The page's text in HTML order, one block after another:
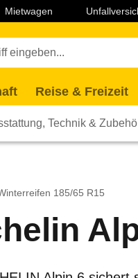
Mietwagen
Reise & Freizeit
Technik &
185/65 R15